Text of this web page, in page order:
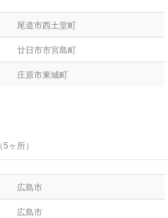
尾道市西土堂町
廿日市市宮島町
庄原市東城町
（5ヶ所）
広島市
広島市